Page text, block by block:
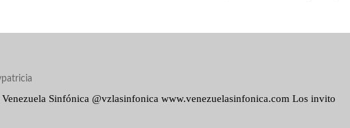
Sinfónica @vzlasinfonica www.venezuelasinfonica.com Los invito